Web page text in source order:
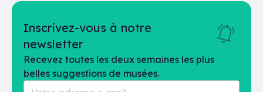
Inscrivez-vous à notre
newsletter
Recevez toutes les deux semaines les plus
belles suggestions de musées.